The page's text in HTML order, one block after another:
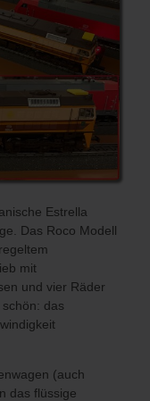
Estrella
Das Roco Modell
mit
und vier Räder
das
(auch
das flüssige